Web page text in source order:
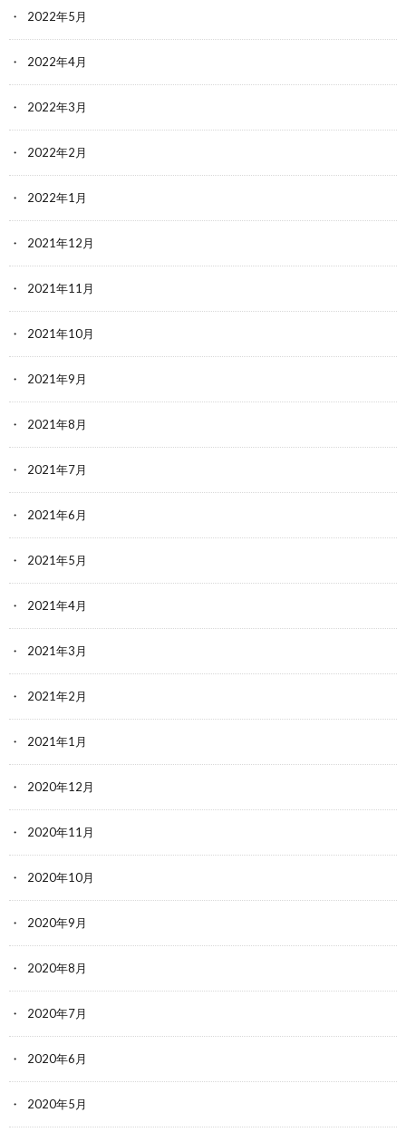
2022年5月
2022年4月
2022年3月
2022年2月
2022年1月
2021年12月
2021年11月
2021年10月
2021年9月
2021年8月
2021年7月
2021年6月
2021年5月
2021年4月
2021年3月
2021年2月
2021年1月
2020年12月
2020年11月
2020年10月
2020年9月
2020年8月
2020年7月
2020年6月
2020年5月